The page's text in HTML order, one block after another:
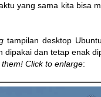
yang sama kita bisa
tampilan desktop
dipakai dan tetap enak
Click to enlarge: